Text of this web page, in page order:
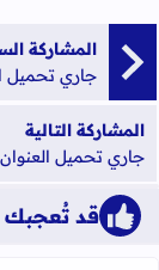
المشاركة
جاري تحميل
المشاركة التالية
جاري تحميل
قد تُعجبك